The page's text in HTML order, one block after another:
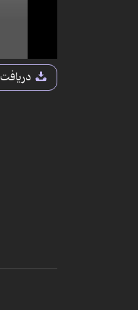
دریافت